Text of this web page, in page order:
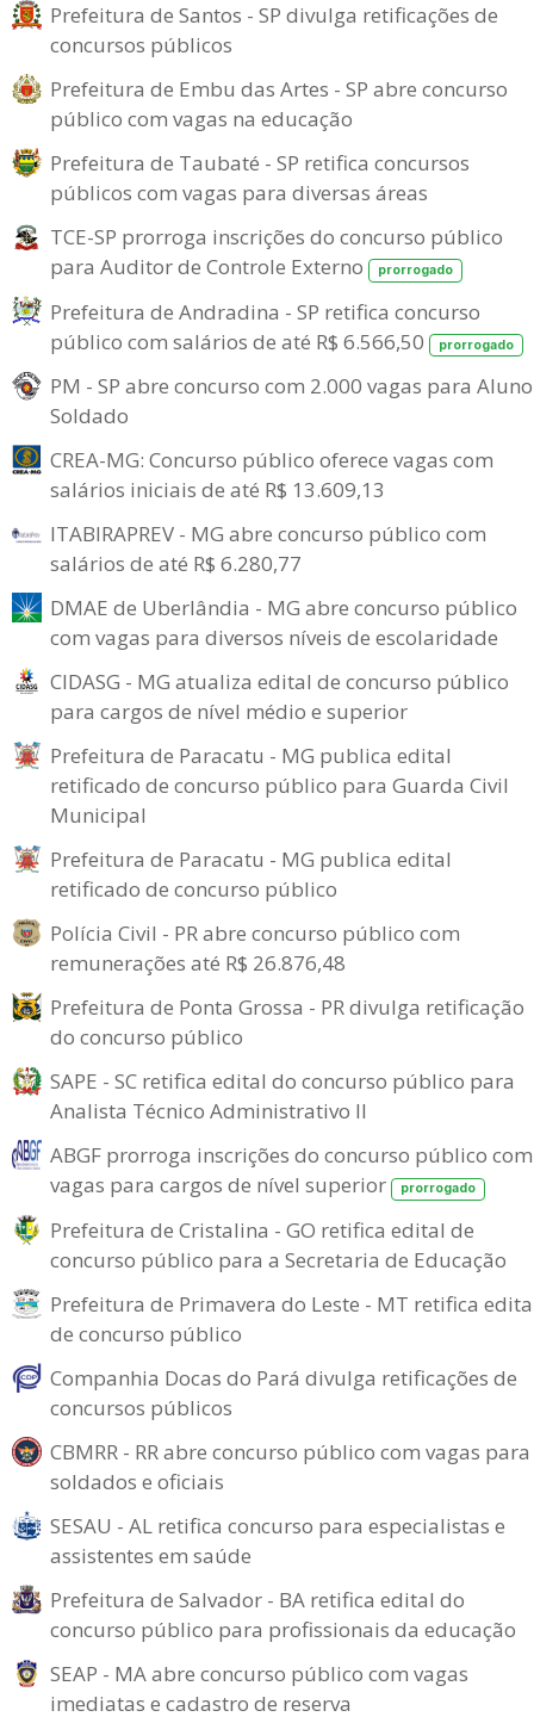
Prefeitura de Santos - SP divulga retificações de
concursos públicos
Prefeitura de Embu das Artes - SP abre concurso
público com vagas na educação
Prefeitura de Taubaté - SP retifica concursos
públicos com vagas para diversas áreas
TCE-SP prorroga inscrições do concurso público
para Auditor de Controle Externo
prorrogado
Prefeitura de Andradina - SP retifica concurso
público com salários de até R$ 6.566,50
prorrogado
PM - SP abre concurso com 2.000 vagas para
Soldado
CREA-MG: Concurso público oferece vagas com
salários iniciais de até R$ 13.609,13
ITABIRAPREV - MG abre concurso público com
salários de até R$ 6.280,77
DMAE de Uberlândia - MG abre concurso público
com vagas para diversos níveis de escolaridade
CIDASG - MG atualiza edital de concurso público
para cargos de nível médio e superior
Prefeitura de Paracatu - MG publica edital
retificado de concurso público para Guarda Civil
Municipal
Prefeitura de Paracatu - MG publica edital
retificado de concurso público
Polícia Civil - PR abre concurso público com
remunerações até R$ 26.876,48
Prefeitura de Ponta Grossa - PR divulga retificação
do concurso público
SAPE - SC retifica edital do concurso público para
Analista Técnico Administrativo II
ABGF prorroga inscrições do concurso público com
vagas para cargos de nível superior
prorrogado
Prefeitura de Cristalina - GO retifica edital de
concurso público para a Secretaria de Educação
Prefeitura de Primavera do Leste - MT retifica
de concurso público
Companhia Docas do Pará divulga retificações de
concursos públicos
CBMRR - RR abre concurso público com vagas para
soldados e oficiais
SESAU - AL retifica concurso para especialistas e
assistentes em saúde
Prefeitura de Salvador - BA retifica edital do
concurso público para profissionais da educação
SEAP - MA abre concurso público com vagas
imediatas e cadastro de reserva